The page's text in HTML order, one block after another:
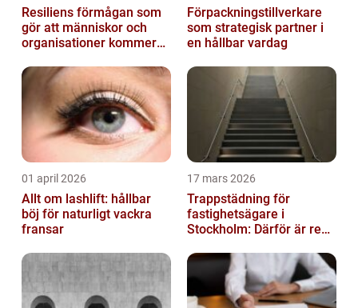
Resiliens förmågan som
gör att människor och
organisationer kommer
Förpackningstillverkare
som strategisk partner i
en hållbar vardag
01 april 2026
Allt om lashlift: hållbar
böj för naturligt vackra
fransar
17 mars 2026
Trappstädning för
fastighetsägare i
Stockholm: Därför är rena
investering